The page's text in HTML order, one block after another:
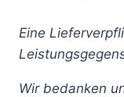
Eine
Wir bedanken